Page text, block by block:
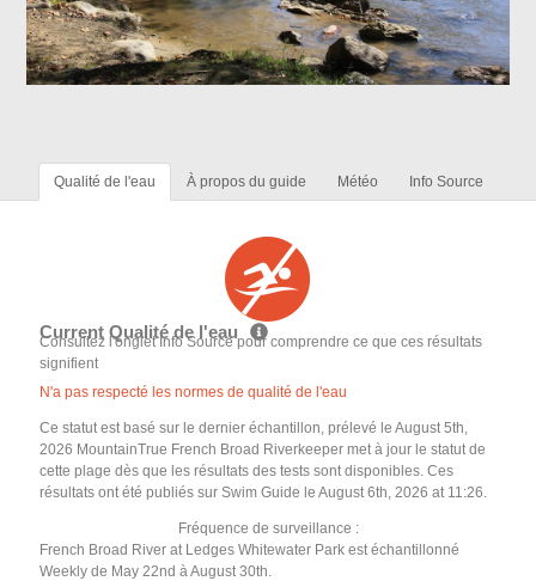
Qualité de l'eau À propos du guide Météo Info Source
Current Qualité de l'eau
Consultez l'onglet Info Source pour comprendre ce que ces résultats
signifient
N'a pas respecté les normes de qualité de l'eau
Ce statut est basé sur le dernier échantillon, prélevé le August 5th,
2026 MountainTrue French Broad Riverkeeper met à jour le statut de
cette plage dès que les résultats des tests sont disponibles. Ces
résultats ont été publiés sur Swim Guide le August 6th, 2026 at 11:26.
Fréquence de surveillance :
French Broad River at Ledges Whitewater Park est échantillonné
Weekly de May 22nd à August 30th.